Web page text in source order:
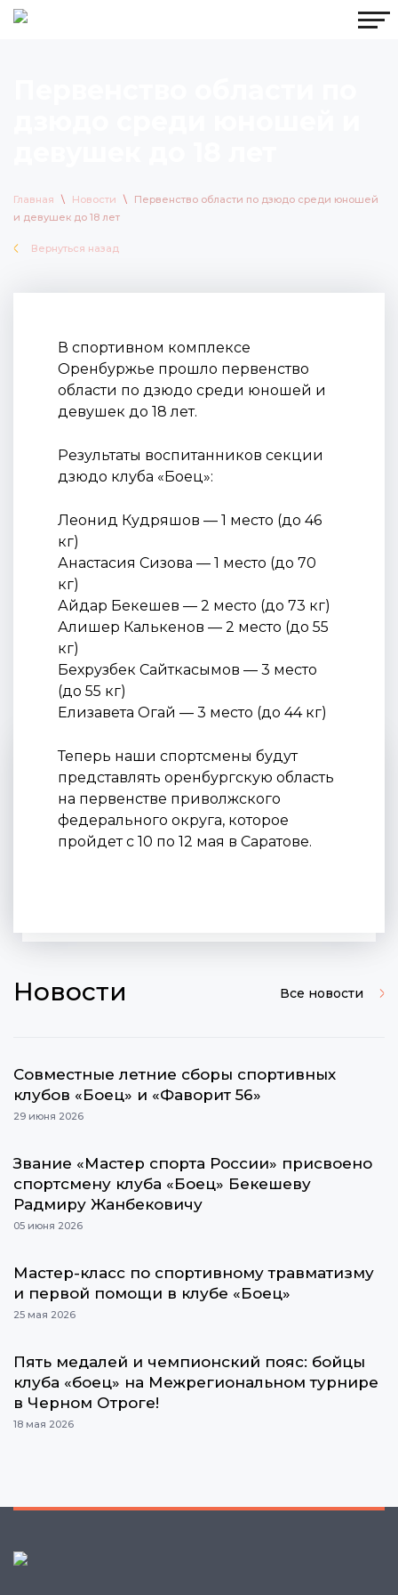
Главная \ Новости \
Первенство области по дзюдо среди юношей
и девушек до 18 лет
Вернуться назад
В спортивном комплексе
Оренбуржье прошло первенство
области по дзюдо среди юношей и
девушек до 18 лет.
Результаты воспитанников секции
дзюдо клуба «Боец»:
Леонид Кудряшов — 1 место (до 46
кг)
Анастасия Сизова — 1 место (до 70
кг)
Айдар Бекешев — 2 место (до 73 кг)
Алишер Калькенов — 2 место (до 55
кг)
Бехрузбек Сайткасымов — 3 место
(до 55 кг)
Елизавета Огай — 3 место (до 44 кг)
Теперь наши спортсмены будут
представлять оренбургскую область
на первенстве приволжского
федерального округа, которое
пройдет с 10 по 12 мая в Саратове.
Новости Все новости
Cовместные летние сборы спортивных
клубов «Боец» и «Фаворит 56»
29 июня 2026
Звание «Мастер спорта России» присвоено
спортсмену клуба «Боец» Бекешеву
Радмиру Жанбековичу
05 июня 2026
Мастер-класс по спортивному травматизму
и первой помощи в клубе «Боец»
25 мая 2026
Пять медалей и чемпионский пояс: бойцы
клуба «боец» на Межрегиональном турнире
в Черном Отроге!
18 мая 2026